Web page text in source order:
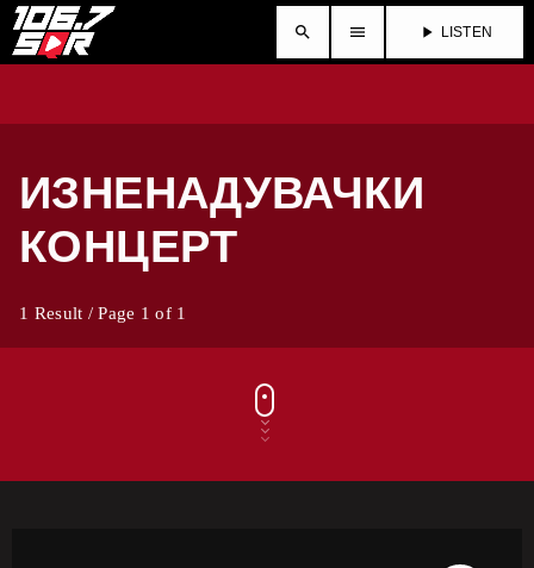
search menu play_arrow LISTEN
ИЗНЕНАДУВАЧКИ
КОНЦЕРТ
1 Result / Page 1 of 1